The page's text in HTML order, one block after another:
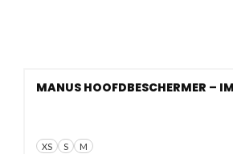
XS S M
MANUS HOOFDBESCHERMER –